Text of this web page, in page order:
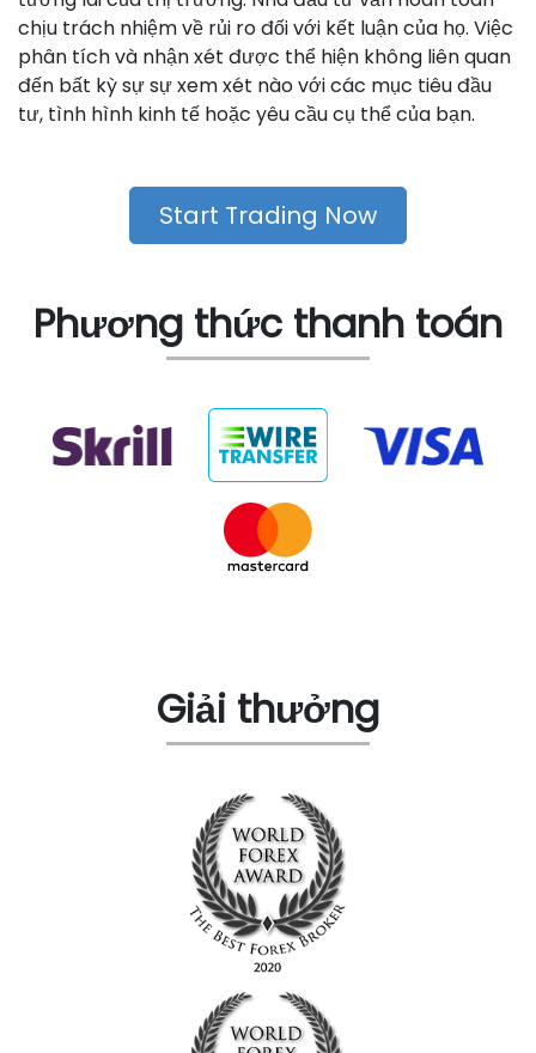
chịu trách nhiệm về rủi ro đối với kết luận của họ. Việc
phân tích và nhận xét được thể hiện không liên quan
đến bất kỳ sự sự xem xét nào với các mục tiêu đầu
tư, tình hình kinh tế hoặc yêu cầu cụ thể của bạn.
Start Trading Now
Phương thức thanh toán
Giải thưởng